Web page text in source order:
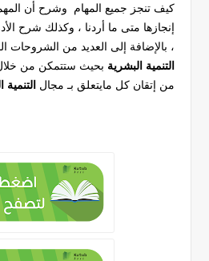
كيف تنجز جميع المهام وشرح أن
إنجازها متى ما أردنا ، وكذلك شرح
، بالإضافة إلى العديد من الشروحات
التنمية البشرية بحيث ستتمكن من
من إتقان كل مايتعلق بـ مجال